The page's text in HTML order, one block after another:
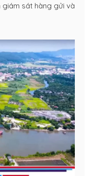
giám sát hàng gửi và